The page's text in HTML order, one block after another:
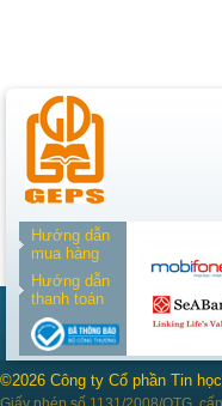
Hướng dẫn
mua hàng
Hướng dẫn
thanh toán
©2026 Công ty Cổ phần Tin